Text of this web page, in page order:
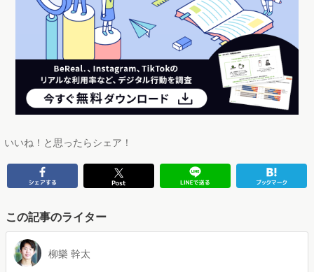
いいね！と思ったらシェア！
この記事のライター
柳樂 幹太